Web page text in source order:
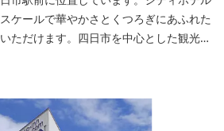
ケールで華やかさとくつろぎにあふれた
ただけます。四日市を中心とした観光、
などへの基点として便利にご利用いただ